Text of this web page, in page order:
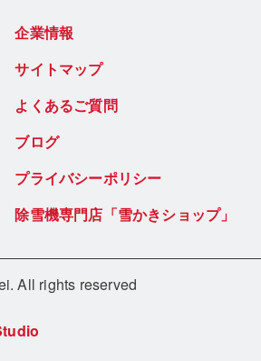
企業情報
サイトマップ
よくあるご質問
ブログ
プライバシーポリシー
除雪機専門店「雪かきショップ」
All rights reserved